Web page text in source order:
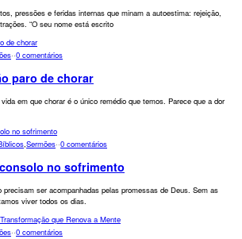
pressões e feridas internas que minam a autoestima: rejeição,
“O seu nome está escrito
··0 comentários
paro de chorar
em que chorar é o único remédio que temos. Parece que a dor
,Sermões··0 comentários
no sofrimento
precisam ser acompanhadas pelas promessas de Deus. Sem as
viver todos os dias.
··0 comentários